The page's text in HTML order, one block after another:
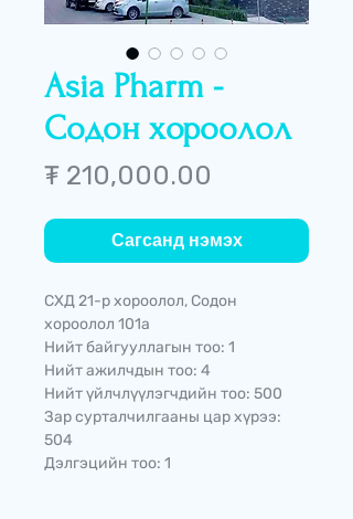
Asia Pharm -
Содон хороолол
₮ 210,000.00
Сагсанд нэмэх
СХД 21-р хороолол, Содон
хороолол 101а
Нийт байгууллагын тоо: 1
Нийт ажилчдын тоо: 4
Нийт үйлчлүүлэгчдийн тоо: 500
Зар сурталчилгааны цар хүрээ:
504
Дэлгэцийн тоо: 1